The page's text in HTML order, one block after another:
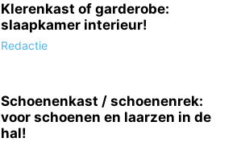
Klerenkast of garderobe:
slaapkamer interieur!
Redactie
Schoenenkast / schoenenrek:
voor schoenen en laarzen in de
hal!